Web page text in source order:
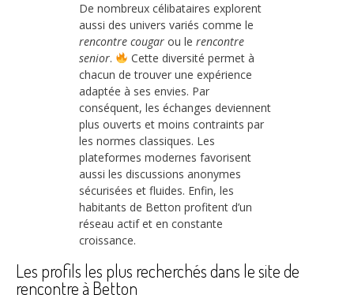
De nombreux célibataires explorent
aussi des univers variés comme le
rencontre cougar ou le rencontre
senior.
Cette diversité permet à
chacun de trouver une expérience
adaptée à ses envies. Par
conséquent, les échanges deviennent
plus ouverts et moins contraints par
les normes classiques. Les
plateformes modernes favorisent
aussi les discussions anonymes
sécurisées et fluides. Enfin, les
habitants de Betton profitent d’un
réseau actif et en constante
croissance.
Les profils les plus recherchés dans le site de
rencontre à Betton